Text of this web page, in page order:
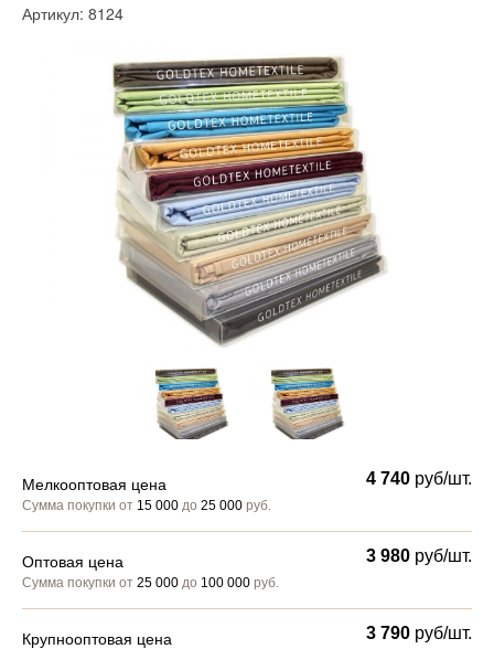
Артикул: 8124
Мелкооптовая цена
Сумма покупки от 15 000 до 25 000 руб.
4 740 руб/шт.
Оптовая цена
Сумма покупки от 25 000 до 100 000 руб.
3 980 руб/шт.
Крупнооптовая цена 3 790 руб/шт.